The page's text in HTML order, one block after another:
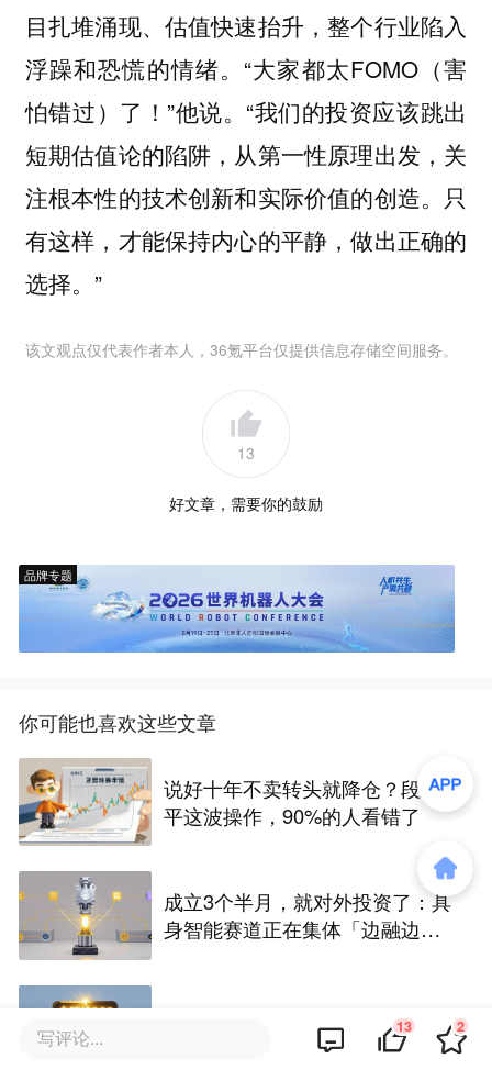
目扎堆涌现、估值快速抬升，整个行业陷入
浮躁和恐慌的情绪。“大家都太FOMO（害
怕错过）了！”他说。“我们的投资应该跳出
短期估值论的陷阱，从第一性原理出发，关
注根本性的技术创新和实际价值的创造。只
有这样，才能保持内心的平静，做出正确的
选择。”
该文观点仅代表作者本人，36氪平台仅提供信息存储空间服务。
13
好文章，需要你的鼓励
品牌专题
你可能也喜欢这些文章
说好十年不卖转头就降仓？段永
平这波操作，90%的人看错了
成立3个半月，就对外投资了：具
身智能赛道正在集体「边融边
宇树发行市值600亿，梁文锋投了
写评论... 13 2